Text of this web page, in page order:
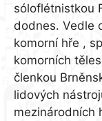
sóloflétnistkou
dodnes. Vedle
komorní hře ,
komorních
členkou
lidových
mezinárodních